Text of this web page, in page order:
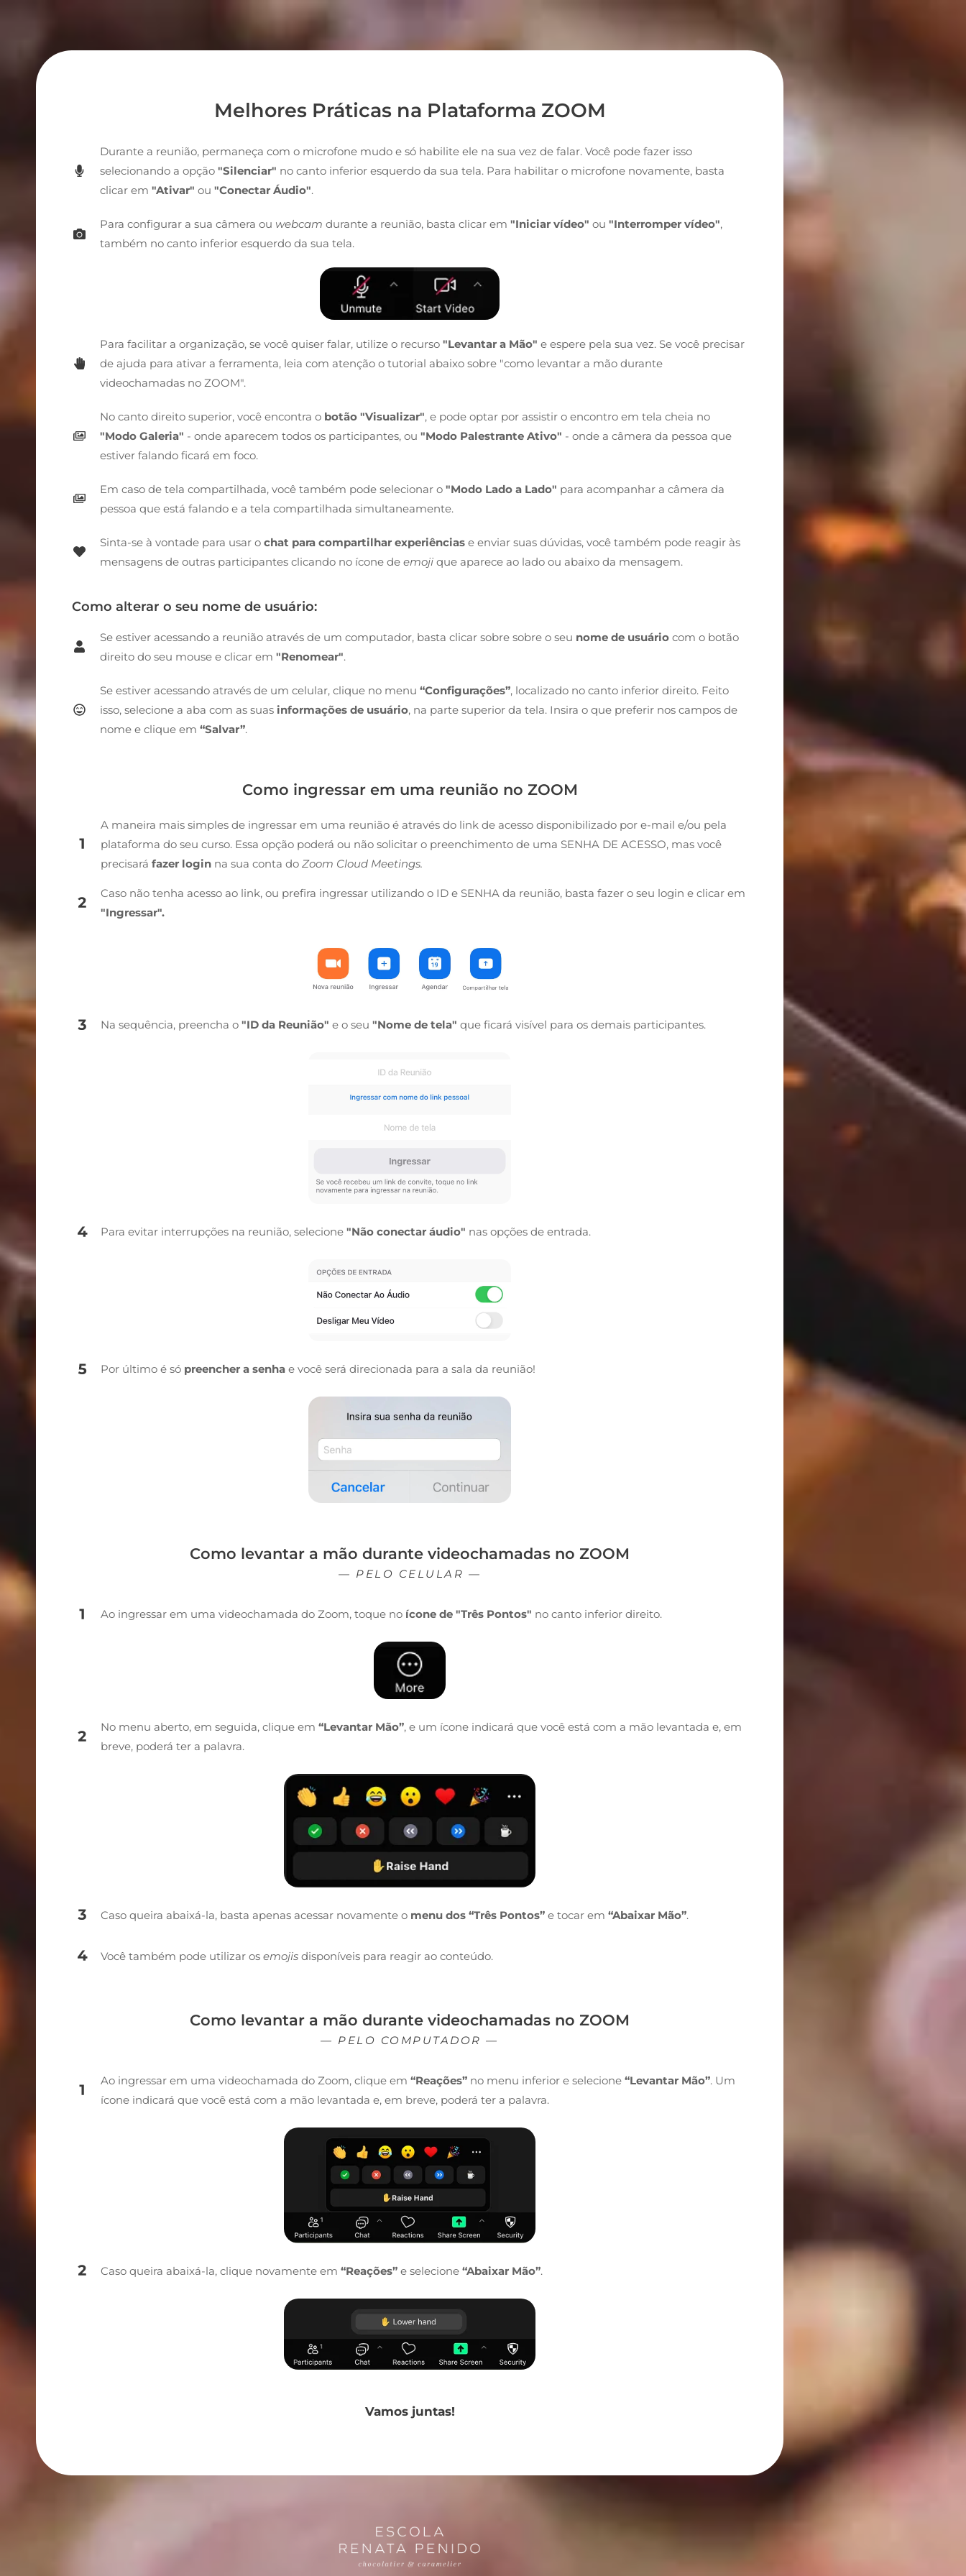
Melhores Práticas na Plataforma ZOOM
Durante a reunião, permaneça com o microfone mudo e só habilite ele na sua vez de falar. Você pode fazer isso
selecionando a opção "Silenciar" no canto inferior esquerdo da sua tela. Para habilitar o microfone novamente, basta
clicar em"Ativar" ou "Conectar Áudio".
Para configurar a sua câmera ou webcamdurante a reunião, basta clicar em"Iniciar vídeo"ou"Interromper vídeo",
também no canto inferior esquerdo da sua tela.
Para facilitar a organização, se você quiser falar, utilize o recurso"Levantar a Mão" e espere pela sua vez. Se você precisar
de ajuda para ativar a ferramenta, leia com atenção o tutorial abaixo sobre "como levantar a mão durante
videochamadas no ZOOM".
No canto direito superior, você encontra o botão "Visualizar", e pode optar por assistir o encontro em tela cheia no
"Modo Galeria" - onde aparecem todos os participantes, ou"Modo Palestrante Ativo" - onde a câmera da pessoa que
estiver falando ficará em foco.
Em caso de tela compartilhada, você também pode selecionar o"Modo Lado a Lado" para acompanhar a câmera da
pessoa que está falando e a tela compartilhada simultaneamente.
Sinta-se à vontade para usar o chat para compartilhar experiências e enviar suas dúvidas, você também pode reagir às
mensagens de outras participantes clicando no ícone deemojique aparece ao lado ou abaixo da mensagem.
Como alterar o seu nome de usuário:
Se estiver acessando a reunião através de um computador, basta clicar sobre sobre o seu nome de usuário com o botão
direito do seu mouse e clicar em"Renomear".
Se estiver acessando através de um celular, clique no menu“Configurações”, localizado no canto inferior direito. Feito
isso, selecione a aba com as suasinformações de usuário, na parte superior da tela. Insira o que preferir nos campos de
nome e clique em“Salvar”.
Como ingressar em uma reunião no ZOOM
A maneira mais simples de ingressar em uma reunião é através do link de acesso disponibilizado por e-mail e/ou pela
plataforma do seu curso. Essa opção poderá ou não solicitar o preenchimento de uma SENHA DE ACESSO, mas você
precisará fazer login na sua conta do Zoom Cloud Meetings.
Caso não tenha acesso ao link, ou prefira ingressar utilizando o ID e SENHA da reunião, basta fazer o seu login e clicar em
"Ingressar".
Na sequência, preencha o "ID da Reunião" e o seu "Nome de tela" que ficará visível para os demais participantes.
Para evitar interrupções na reunião, selecione "Não conectar áudio" nas opções de entrada.
Por último é só preencher a senha e você será direcionada para a sala da reunião!
Como levantar a mão durante videochamadas no ZOOM
— PELO CELULAR —
Ao ingressar em uma videochamada do Zoom, toque no ícone de "Três Pontos" no canto inferior direito.
No menu aberto, em seguida, clique em “Levantar Mão”, e um ícone indicará que você está com a mão levantada e, em
breve, poderá ter a palavra.
Caso queira abaixá-la, basta apenas acessar novamente o menu dos “Três Pontos” e tocar em “Abaixar Mão”.
Você também pode utilizar os emojis disponíveis para reagir ao conteúdo.
Como levantar a mão durante videochamadas no ZOOM
— PELO COMPUTADOR —
Ao ingressar em uma videochamada do Zoom, clique em “Reações” no menu inferior e selecione “Levantar Mão”. Um
ícone indicará que você está com a mão levantada e, em breve, poderá ter a palavra.
Caso queira abaixá-la, clique novamente em “Reações” e selecione “Abaixar Mão”.
Vamos juntas!